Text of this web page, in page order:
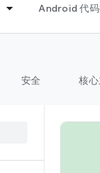
Android 代
安全 核